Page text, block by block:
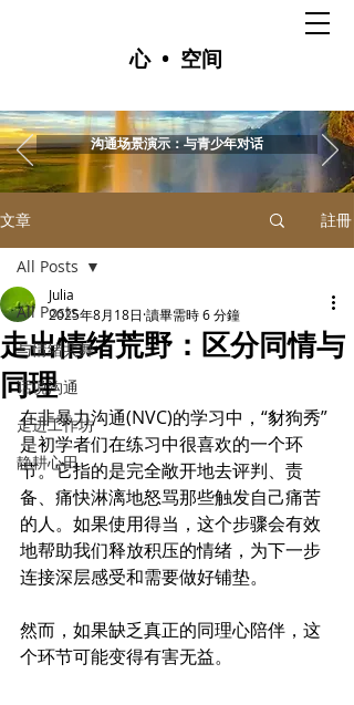
心 • 空间
沟通场景演示：与青少年对话
文章 註冊
All Posts
与情绪共舞
话说沟通
走进工作坊
静耕心田
All Posts
走出情绪荒野：区分同情与
同理
Julia
2025年8月18日 讀畢需時 6 分鐘
在非暴力沟通(NVC)的学习中，“豺狗秀”
是初学者们在练习中很喜欢的一个环
节。它指的是完全敞开地去评判、责
备、痛快淋漓地怒骂那些触发自己痛苦
的人。如果使用得当，这个步骤会有效
地帮助我们释放积压的情绪，为下一步
连接深层感受和需要做好铺垫。
然而，如果缺乏真正的同理心陪伴，这
个环节可能变得有害无益。